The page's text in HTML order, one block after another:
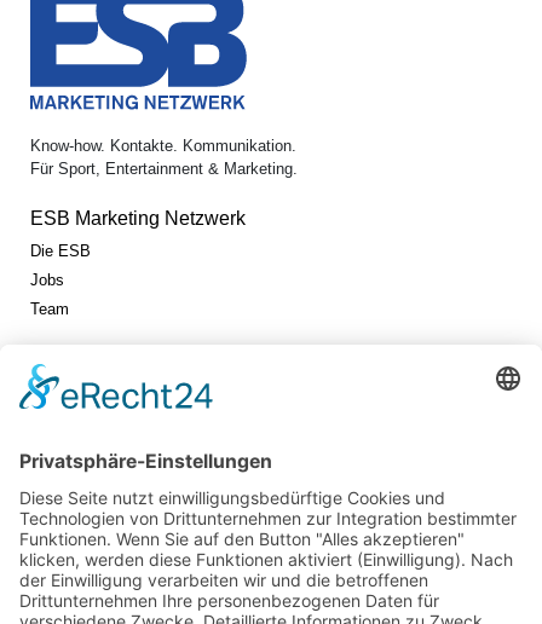
Know-how. Kontakte. Kommunikation.
Für Sport, Entertainment & Marketing.
ESB Marketing Netzwerk
Die ESB
Jobs
Team
Jetzt vernetzen!
Die ESB auf LinkedIn
Newsletter abonnieren
Events
360° ENTERTAINMENT